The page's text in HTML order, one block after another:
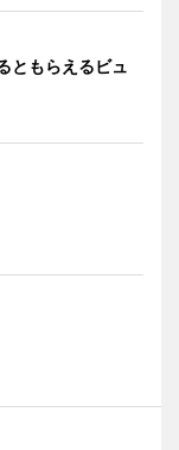
ともらえるビュ